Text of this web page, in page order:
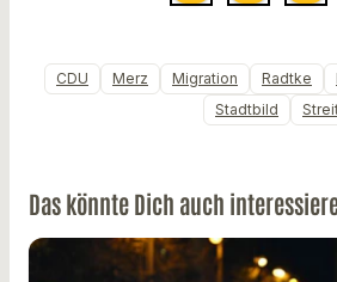
CDU Merz Migration Radtke
Stadtbild
Das könnte Dich auch